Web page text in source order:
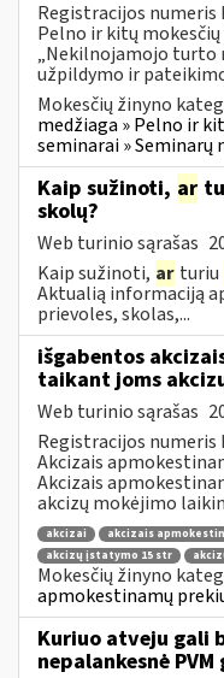
Registracijos numeris
Pelno ir kitų
„Nekilnojamojo turto
užpildymo ir
Mokesčių žinyno
medžiaga » Pelno ir
seminarai » Seminarų
Kaip sužinoti, ar
skolų?
Web turinio sąrašas
Kaip sužinoti, ar turiu
Aktualią informaciją
prievoles, skolas,...
išgabentos
taikant joms
Web turinio sąrašas
Registracijos numeris
Akcizais
Akcizais
akcizų mokėjimo
akcizai
akcizais
akcizų įstatymo 15 str
Mokesčių žinyno
apmokestinamų
Kuriuo atveju gali
nepalankesnė